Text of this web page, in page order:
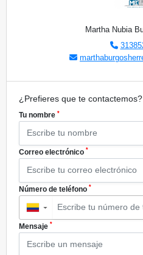
Martha Nubia
¿Prefieres que te contactemos?
Tu nombre *
Correo electrónico *
Número de teléfono *
▼
Mensaje *